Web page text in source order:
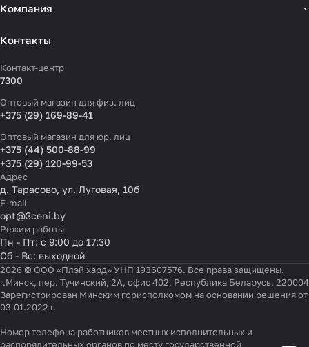
Компания
Контакты
Контакт-центр
7300
Оптовый магазин для физ. лиц
+375 (29) 169-89-41
Оптовый магазин для юр. лиц
+375 (44) 500-88-99
+375 (29) 120-99-53
Адрес
д. Тарасово, ул. Луговая, 10б
E-mail
opt@3ceni.by
Режим работы
Пн - Пт: с 9:00 до 17:30
Сб - Вс: выходной
2026 © ООО «Плэй хард» УНП 193607576. Все права защищены.
г.Минск, пер. Тучинский, 2А, офис 402, Республика Беларусь, 220004
Зарегистрирован Минским горисполкомом на основании решения от
03.01.2022 г.
Номер телефона работников местных исполнительных и
распорядительных органов по месту государственной